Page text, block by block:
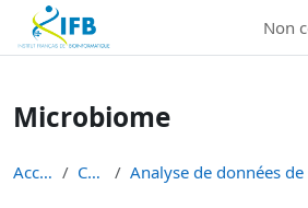
Institut Français de Bioinformatique -
Passer au contenu principal
Non
Microbiome
Accueil Cours